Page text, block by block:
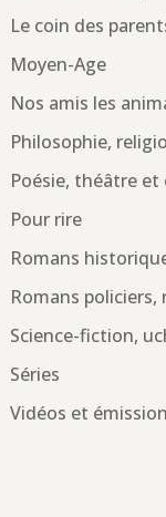
Le coin des
Moyen-Age
Nos amis les
Philosophie,
Poésie, théâtre et
Pour rire
Romans
Romans policiers,
Science-fiction,
Séries
Vidéos et